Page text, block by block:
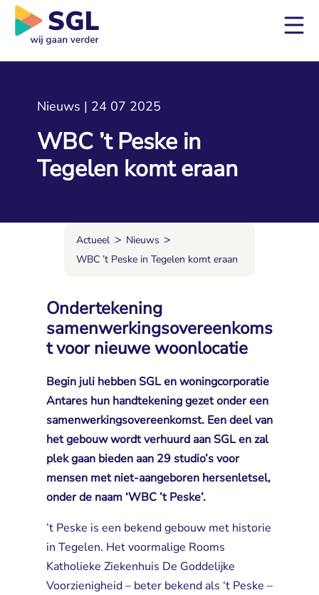
Nieuws | 24 07 2025
WBC ’t Peske in
Tegelen komt eraan
Actueel > Nieuws >
WBC ’t Peske in Tegelen komt eraan
Ondertekening
samenwerkingsovereenkoms
t voor nieuwe woonlocatie
Begin juli hebben SGL en woningcorporatie
Antares hun handtekening gezet onder een
samenwerkingsovereenkomst. Een deel van
het gebouw wordt verhuurd aan SGL en zal
plek gaan bieden aan 29 studio’s voor
mensen met niet-aangeboren hersenletsel,
onder de naam ‘WBC ’t Peske’.
’t Peske is een bekend gebouw met historie
in Tegelen. Het voormalige Rooms
Katholieke Ziekenhuis De Goddelijke
Voorzienigheid – beter bekend als ‘t Peske –